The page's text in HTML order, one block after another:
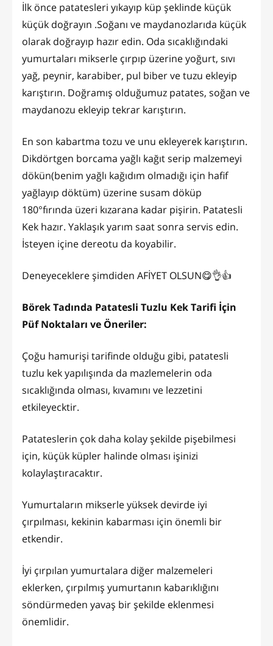
İlk önce patatesleri yıkayıp küp şeklinde küçük
küçük doğrayın .Soğanı ve maydanozlarıda küçük
olarak doğrayıp hazır edin. Oda sıcaklığındaki
yumurtaları mikserle çırpıp üzerine yoğurt, sıvı
yağ, peynir, karabiber, pul biber ve tuzu ekleyip
karıştırın. Doğramış olduğumuz patates, soğan ve
maydanozu ekleyip tekrar karıştırın.
En son kabartma tozu ve unu ekleyerek karıştırın.
Dikdörtgen borcama yağlı kağıt serip malzemeyi
dökün(benim yağlı kağıdım olmadığı için hafif
yağlayıp döktüm) üzerine susam döküp
180°fırında üzeri kızarana kadar pişirin. Patatesli
Kek hazır. Yaklaşık yarım saat sonra servis edin.
İsteyen içine dereotu da koyabilir.
Deneyeceklere şimdiden AFİYET OLSUN😋👌👍
Börek Tadında Patatesli Tuzlu Kek Tarifi İçin
Püf Noktaları ve Öneriler:
Çoğu hamurişi tarifinde olduğu gibi, patatesli
tuzlu kek yapılışında da mazlemelerin oda
sıcaklığında olması, kıvamını ve lezzetini
etkileyecktir.
Patateslerin çok daha kolay şekilde pişebilmesi
için, küçük küpler halinde olması işinizi
kolaylaştıracaktır.
Yumurtaların mikserle yüksek devirde iyi
çırpılması, kekinin kabarması için önemli bir
etkendir.
İyi çırpılan yumurtalara diğer malzemeleri
eklerken, çırpılmış yumurtanın kabarıklığını
söndürmeden yavaş bir şekilde eklenmesi
önemlidir.